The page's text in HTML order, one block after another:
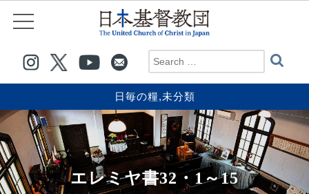
日毎の糧,未分類
エレミヤ書32・1～15